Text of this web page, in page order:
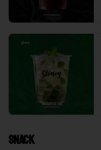
Snack